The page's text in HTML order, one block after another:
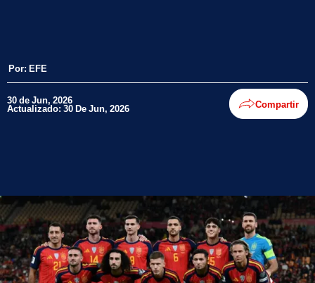
Por: EFE
30 de Jun, 2026
Actualizado: 30 De Jun, 2026 Compartir